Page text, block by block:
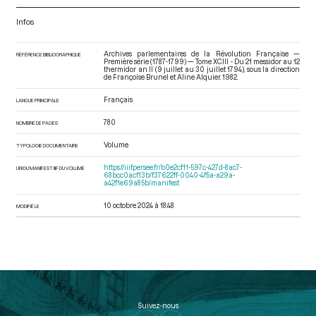
Infos
RÉFÉRENCE BIBLIOGRAPHIQUE
Archives parlementaires de la Révolution Française —
Première série (1787-1799) — Tome XCIII - Du 21 messidor au 12
thermidor an II (9 juillet au 30 juillet 1794) , sous la direction
de Françoise Brunel et Aline Alquier. 1982.
LANGUE PRINCIPALE Français
NOMBRE DE PAGES 780
TYPOLOGIE DOCUMENTAIRE Volume
URI DU MANIFEST IIIF DU VOLUME
https://iiif.persee.fr/b0e2cf11-597c-427d-8ac7-
68bcc0acf13b/f37622ff-0040-4f5a-a29a-
a42f1e69a85b/manifest
MODIFIÉ LE 10 octobre 2024 à 18:48
Suivez-nous